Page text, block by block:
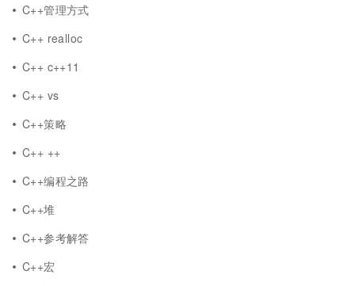
C++管理方式
C++ realloc
C++ c++11
C++ vs
C++策略
C++ ++
C++编程之路
C++堆
C++参考解答
C++宏